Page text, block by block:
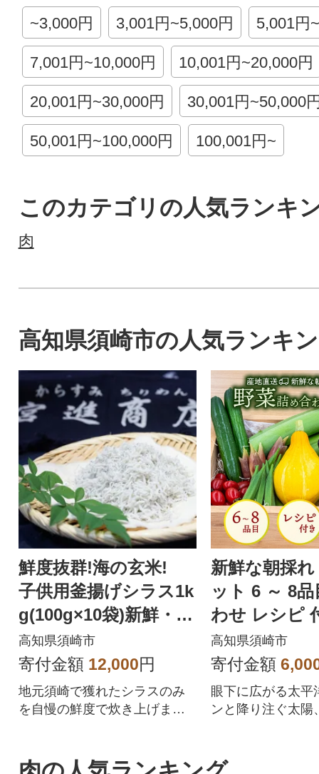
~3,000円 3,001円~5,000円 5,001円
7,001円~10,000円 10,001円~20,000円
20,001円~30,000円 30,001円~50,000
50,001円~100,000円 100,001円~
このカテゴリの人気ランキ
肉
高知県須崎市の人気ランキ
鮮度抜群!海の玄米!
子供用釜揚げシラス1k
g(100g×10袋)新鮮・ふ
わふわ 「うす塩 の
旨味」
高知県須崎市
寄付金額 12,000円
地元須崎で獲れたシラスのみ
を自慢の鮮度で炊き上げまし
新鮮な朝採
ット 6 ～ 8
わせ レシピ
直送 高知県
高知県須崎市
寄付金額
眼下に広がる太平
ンと降り注ぐ太陽